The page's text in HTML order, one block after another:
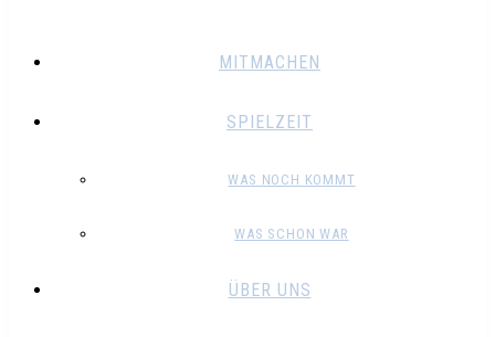
MITMACHEN
SPIELZEIT
WAS NOCH KOMMT
WAS SCHON WAR
ÜBER UNS